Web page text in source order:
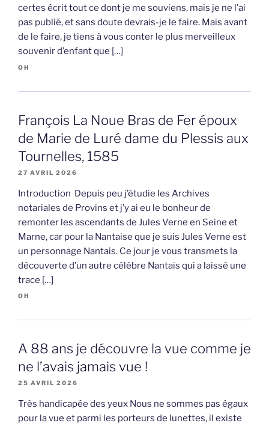
certes écrit tout ce dont je me souviens, mais je ne l’ai
pas publié, et sans doute devrais-je le faire. Mais avant
de le faire, je tiens à vous conter le plus merveilleux
souvenir d’enfant que […]
OH
François La Noue Bras de Fer époux
de Marie de Luré dame du Plessis aux
Tournelles, 1585
27 AVRIL 2026
Introduction Depuis peu j’étudie les Archives
notariales de Provins et j’y ai eu le bonheur de
remonter les ascendants de Jules Verne en Seine et
Marne, car pour la Nantaise que je suis Jules Verne est
un personnage Nantais. Ce jour je vous transmets la
découverte d’un autre célèbre Nantais qui a laissé une
trace […]
OH
A 88 ans je découvre la vue comme je
ne l’avais jamais vue !
25 AVRIL 2026
Très handicapée des yeux Nous ne sommes pas égaux
pour la vue et parmi les porteurs de lunettes, il existe